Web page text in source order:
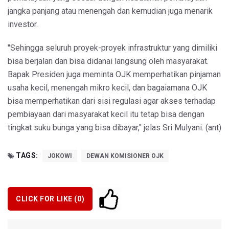
jangka panjang atau menengah dan kemudian juga menarik
investor.
"Sehingga seluruh proyek-proyek infrastruktur yang dimiliki
bisa berjalan dan bisa didanai langsung oleh masyarakat.
Bapak Presiden juga meminta OJK memperhatikan pinjaman
usaha kecil, menengah mikro kecil, dan bagaiamana OJK
bisa memperhatikan dari sisi regulasi agar akses terhadap
pembiayaan dari masyarakat kecil itu tetap bisa dengan
tingkat suku bunga yang bisa dibayar," jelas Sri Mulyani. (ant)
TAGS: JOKOWI DEWAN KOMISIONER OJK
CLICK FOR LIKE (0)